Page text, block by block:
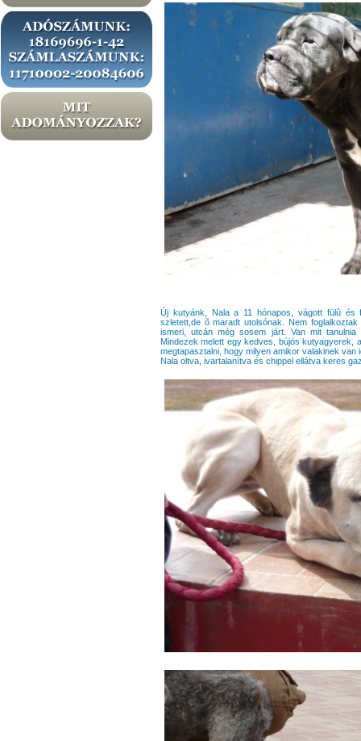
Új kutyánk, Nala a 11 hónapos, vágott fülû
szletett,de õ maradt utolsónak. Nem
ismeri, utcán még sosem járt. Van mit
Mindezek melett egy kedves, bújós kutyagyerek,
megtapasztalni, hogy milyen amikor valakinek van
Nala oltva, ivartalanítva és chippel ellátva keres